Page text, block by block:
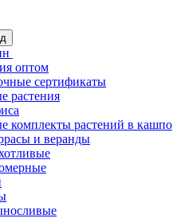
оптом
сертификаты
растения
комплекты растений в кашпо
и веранды